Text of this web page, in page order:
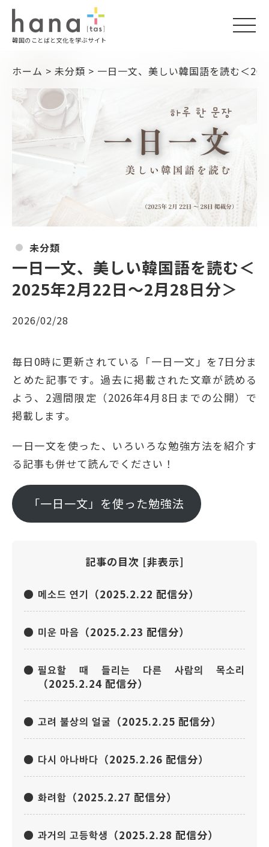
韓国のことばと文化を学ぶサイト
ホーム > 未分類 > 一日一文、美しい韓国語を読む＜
未分類
一日一文、美しい韓国語を読む＜
2025年2月22日〜2月28日分＞
2026/02/28
毎日0時に更新されている「一日一文」を7日分ま
とめた記事です。過去に掲載された文章が読める
よう、2週間限定（2026年4月8日までの公開）で
掲載します。
一日一文を使った、いろいろな勉強方法を紹介す
る記事も併せて読んでください！
「一日一文」を使った勉強法
記事の目次 [非表示]
메소드 연기（2025.2.22 配信分）
미운 마음（2025.2.23 配信分）
필요할 때 들리는 다른 사람의 목소리
（2025.2.24 配信分）
고려 불상의 얼굴（2025.2.25 配信分）
다시 아나바다（2025.2.26 配信分）
화려함（2025.2.27 配信分）
과거의 고등학생（2025.2.28 配信分）